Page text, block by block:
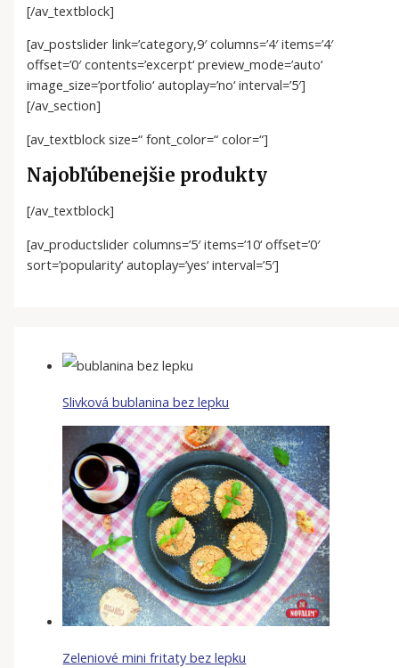
[/av_textblock]
[av_postslider link=’category,9′ columns=’4′ items=’4′
offset=’0′ contents=’excerpt‘ preview_mode=’auto‘
image_size=’portfolio‘ autoplay=’no‘ interval=’5′]
[/av_section]
[av_textblock size=“ font_color=“ color=“]
Najobľúbenejšie produkty
[/av_textblock]
[av_productslider columns=’5′ items=’10‘ offset=’0′
sort=’popularity‘ autoplay=’yes‘ interval=’5′]
Slivková bublanina bez lepku
Zeleniové mini fritaty bez lepku